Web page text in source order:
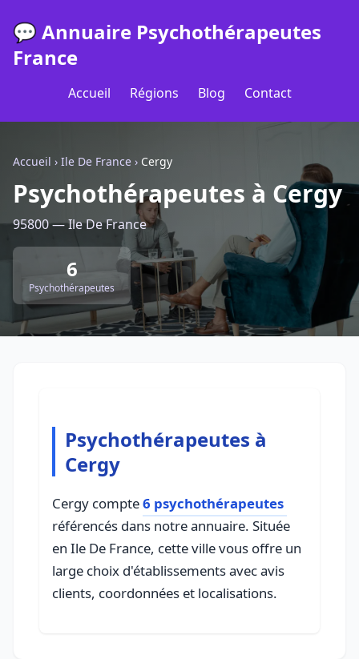
💬 Annuaire Psychothérapeutes
France
Accueil Régions Blog Contact
Accueil › Ile De France › Cergy
Psychothérapeutes à Cergy
95800 — Ile De France
6
Psychothérapeutes
Psychothérapeutes à
Cergy
Cergy compte6 psychothérapeutes
référencés dans notre annuaire. Située
en Ile De France, cette ville vous offre un
large choix d'établissements avec avis
clients, coordonnées et localisations.